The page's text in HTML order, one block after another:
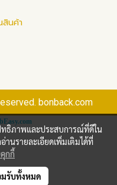
สินค้า
bonback.com
ทธิภาพและประสบการณ์ที่ดีใน
านรายละเอียดเพิ่มเติมได้ที่
กกี้
รับทั้งหมด